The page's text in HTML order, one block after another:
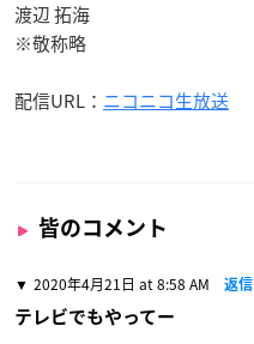
渡辺 拓海
※敬称略
配信URL： ニコニコ生放送
皆のコメント
2020年4月21日 at 8:58 AM 返信
テレビでもやってー